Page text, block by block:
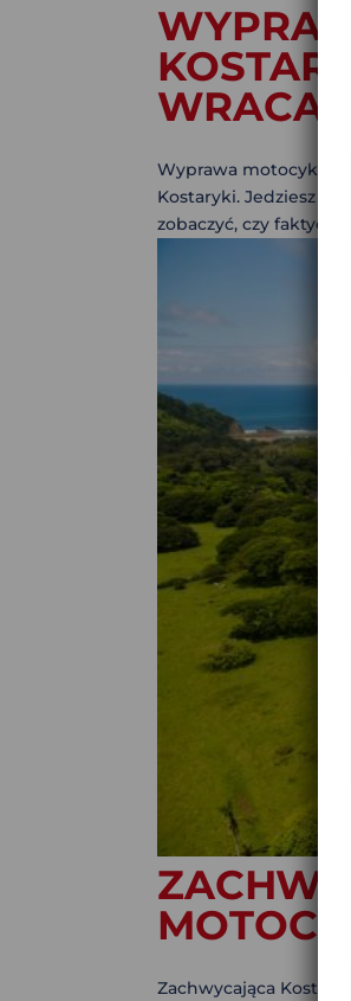
Wyprawa
Kostaryki. Jedziesz
zobaczyć, czy
Zachwycająca